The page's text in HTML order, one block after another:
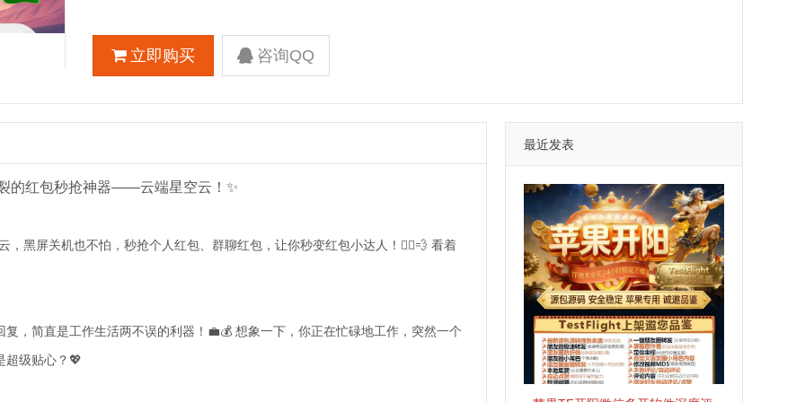
立即购买 咨询QQ
的红包秒抢神器——云端星空云！✨
黑屏关机也不怕，秒抢个人红包、群聊红包，让你秒变红包小达人！🏃‍♀️💨 看着
，简直是工作生活两不误的利器！💼💰 想象一下，你正在忙碌地工作，突然一个
超级贴心？💖
最近发表